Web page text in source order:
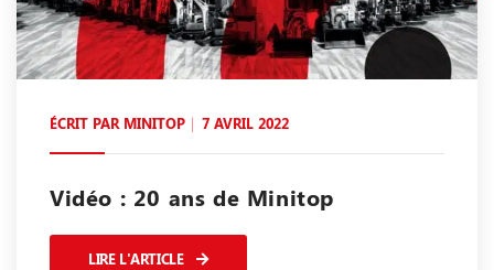
ÉCRIT PAR MINITOP 7 AVRIL 2022
Vidéo : 20 ans de Minitop
LIRE L'ARTICLE